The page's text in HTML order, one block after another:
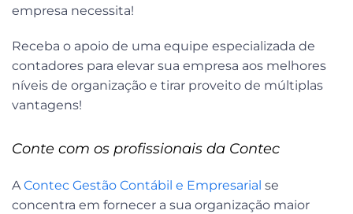
empresa necessita!
Receba o apoio de uma equipe especializada de
contadores para elevar sua empresa aos melhores
níveis de organização e tirar proveito de múltiplas
vantagens!
Conte com os profissionais da Contec
AContec Gestão Contábil e Empresarial se
concentra em fornecer a sua organização maior